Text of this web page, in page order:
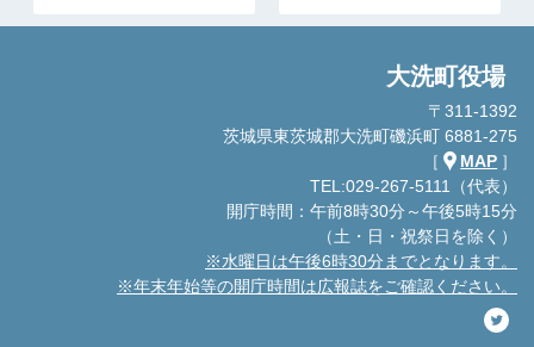
大洗町役場
〒311-1392
茨城県東茨城郡大洗町磯浜町 6881-275
［
MAP ］
TEL:029-267-5111（代表）
開庁時間：午前8時30分～午後5時15分
（土・日・祝祭日を除く）
※水曜日は午後6時30分までとなります。
※年末年始等の開庁時間は広報誌をご確認ください。